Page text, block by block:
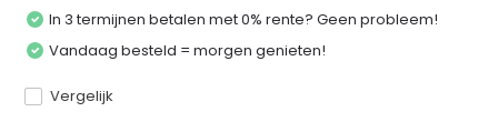
In 3 termijnen betalen met 0% rente? Geen probleem!
Vandaag besteld = morgen genieten!
Vergelijk